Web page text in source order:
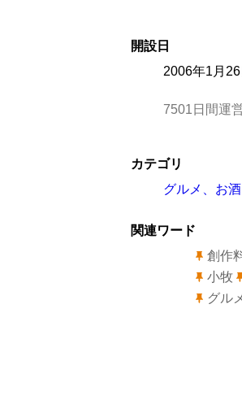
開設日
2006年1月26
7501日間運
カテゴリ
グルメ、お酒
関連ワード
創作
小牧
グル